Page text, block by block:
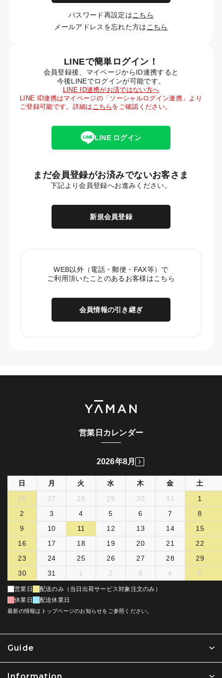
パスワード再設定はこちら
メールアドレスを忘れた方は こちら
LINEで簡単ログイン！
会員登録後、マイページからID連携すると
今後LINEでログインが可能です。
LINE ID連携がお済ではない方へ
LINE ID連携はマイページの「ソーシャルログイン連携」より
ご登録可能です。詳細は こちら をご確認ください。
LINE ログイン
まだ会員登録がお済みでないお客さま
下記より会員登録へお進みください。
新規会員登録
WEB以外（電話・郵便・FAX等）で
ご利用頂いたことのあるお客様はこちら
会員情報の引き継ぎ
Guide
Information
営業日カレンダー
2026年8月
日 月 火 水 木 金
土
26
27 28 29 30 31
1
2
3 4 5 6 7
8
9
10 11 12 13 14
15
16
17 18 19 20 21
22
23
24 25 26 27 28
29
30
31 1 2 3 4 5
営業日
配送のみ（当日出荷サービス対象注文のみ）
休業日
配送休業日
最新の情報はトップページのお知らせをご参照ください。